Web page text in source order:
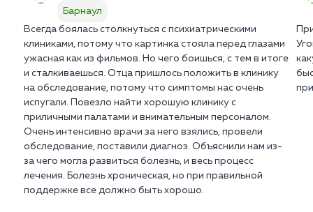
Барнаул
Всегда боялась столкнуться с психиатрическими
клиниками, потому что картинка стояла перед глазами
ужасная как из фильмов. Но чего боишься, с тем в итоге
и сталкиваешься. Отца пришлось положить в клинику
на обследование, потому что симптомы нас очень
испугали. Повезло найти хорошую клинику с
приличными палатами и внимательным персоналом.
Очень интенсивно врачи за него взялись, провели
обследование, поставили диагноз. Объяснили нам из-
за чего могла развиться болезнь, и весь процесс
лечения. Болезнь хроническая, но при правильной
поддержке все должно быть хорошо.